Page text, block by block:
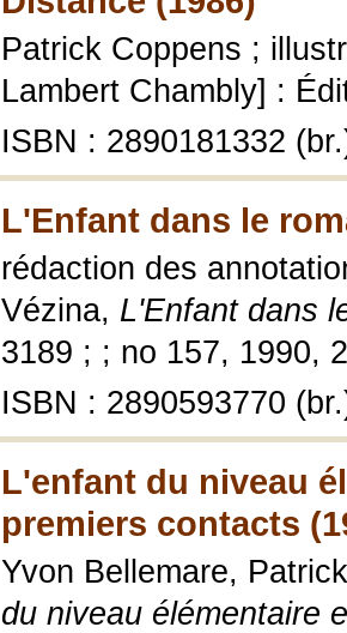
Patrick Coppens ;
Lambert Chambly] :
ISBN : 2890181332
L'Enfant dans le
rédaction des
Vézina, L'Enfant dans
3189 ; ; no 157, 1990,
ISBN : 2890593770
L'enfant du niveau
premiers contacts
Yvon Bellemare,
du niveau élémentaire